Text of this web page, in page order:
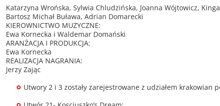
Katarzyna Wrońska, Sylwia Chludzińska, Joanna Wójtowicz,
Bartosz Michał Buława, Adrian Domarecki
KIEROWNICTWO MUZYCZNE:
Ewa Kornecka i Waldemar Domański
ARANŻACJA I PRODUKCJA:
Ewa Kornecka
REALIZACJA NAGRANIA:
Jerzy Zając
Utwory 2 i 3 zostały zarejestrowane z udziałem krakowian